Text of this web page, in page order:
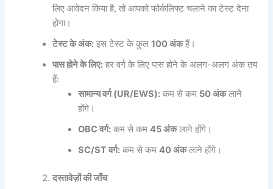
लिए आवेदन किया है, तो आपको फोर्कलिफ्ट चलाने का टेस्ट देना
होगा।
टेस्ट के अंक: इस टेस्ट के कुल100 अंकहैं।
पास होने के लिए: हर वर्ग के लिए पास होने के अलग-अलग अंक तय
हैं:
सामान्य वर्ग (UR/EWS): कम से कम 50 अंकलाने
होंगे।
OBC वर्ग: कम से कम45 अंकलाने होंगे।
SC/ST वर्ग: कम से कम40 अंकलाने होंगे।
दस्तावेज़ों की जाँच